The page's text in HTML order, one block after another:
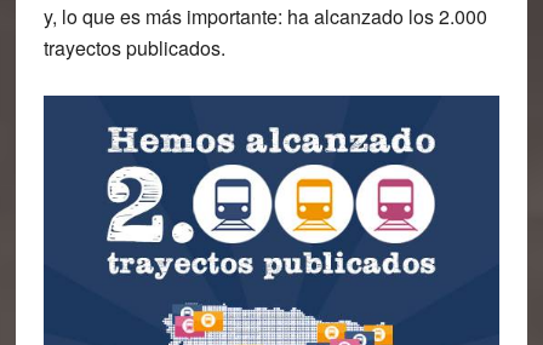
y, lo que es más importante: ha alcanzado los 2.000
trayectos publicados.